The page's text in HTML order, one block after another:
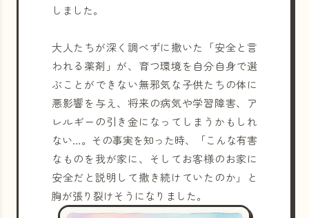
しました。
大人たちが深く調べずに撒いた「安全と言
われる薬剤」が、育つ環境を自分自身で選
ぶことができない無邪気な子供たちの体に
悪影響を与え、将来の病気や学習障害、ア
レルギーの引き金になってしまうかもしれ
ない…。その事実を知った時、「こんな有害
なものを我が家に、そしてお客様のお家に
安全だと説明して撒き続けていたのか」と
胸が張り裂けそうになりました。